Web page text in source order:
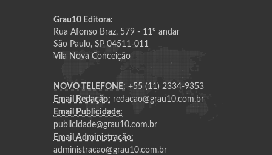
Grau10 Editora:
Rua Afonso Braz, 579 - 11º andar
São Paulo, SP 04511-011
Vila Nova Conceição
NOVO TELEFONE: +55 (11) 2334-9353
Email Redação: redacao@grau10.com.br
Email Publicidade:
publicidade@grau10.com.br
Email Administração:
administracao@grau10.com.br